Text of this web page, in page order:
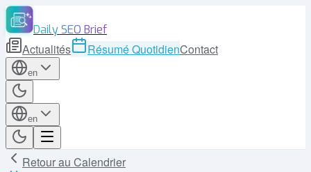
Daily SEO Brief
Actualités Résumé QuotidienContact
en
en
Retour au Calendrier